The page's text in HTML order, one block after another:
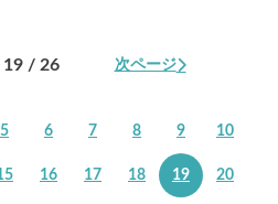
19 / 26 次ページ
5 6 7 8 9 10
16 17 18 19 20